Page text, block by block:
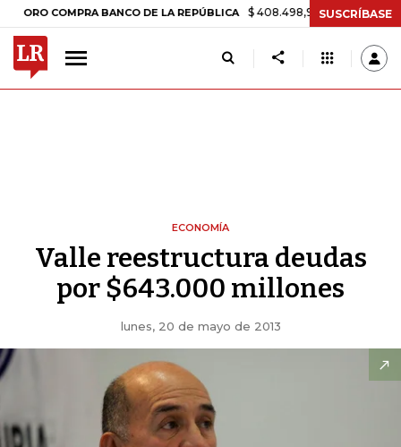
COMPRA BANCO DE LA REPÚBLICA $ 408.498,97 +$ 8.753,81 +2,19%
SUSCRÍBASE
ECONOMÍA
Valle reestructura deudas
por $643.000 millones
lunes, 20 de mayo de 2013